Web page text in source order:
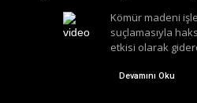
Kömür madeni
suçlamasıyla
etkisi olarak
Devamını Oku